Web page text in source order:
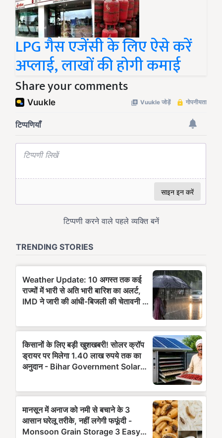
LPG गैस एजेंसी के लिए ऐसे करें
अप्लाई, लाखों की होगी कमाई
Share your comments